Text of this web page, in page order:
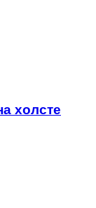
холсте